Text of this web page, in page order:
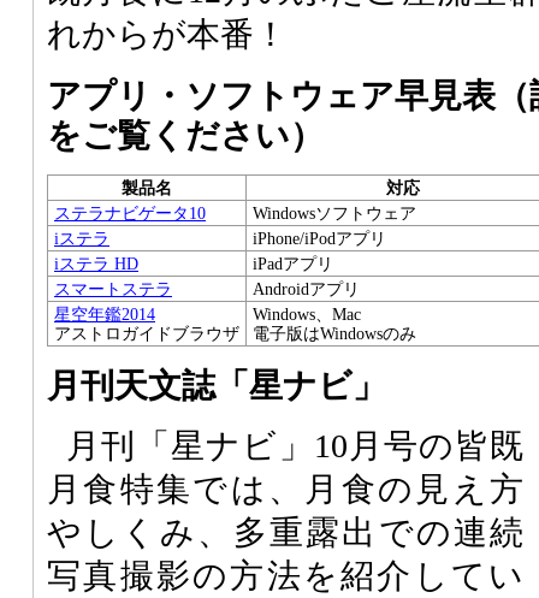
れからが本番！
アプリ・ソフトウェア早見表
をご覧ください）
製品名
対応
ステラナビゲータ10
Windowsソフトウェア
iステラ
iPhone/iPodアプリ
iステラ HD
iPadアプリ
スマートステラ
Androidアプリ
星空年鑑2014
アストロガイドブラウザ
Windows、Mac
電子版はWindowsのみ
月刊天文誌「星ナビ」
月刊「星ナビ」10月号の皆既
月食特集では、月食の見え方
やしくみ、多重露出での連続
写真撮影の方法を紹介してい